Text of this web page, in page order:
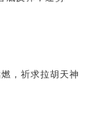
，祈求拉胡天神